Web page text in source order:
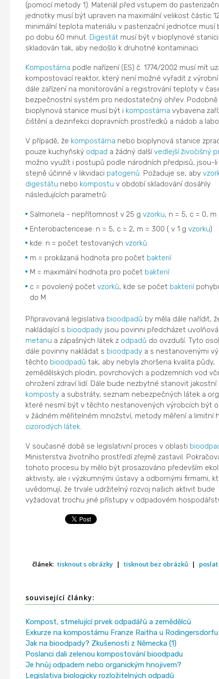
(pomocí metody 1). Materiál před vstupem do
jednotky musí být upraven na maximální velikost částic
minimální teplota materiálu v pasterizační jednotce musí
po dobu 60 minut. Digestátmusí být v bioplynové stanici
skladován tak, aby nedošlo k druhotné kontaminaci.
Kompostárna podle nařízení (ES) č. 1774/2002 musí mít
kompostovací reaktor, který není možné vyřadit z výrobní
dále zařízení na monitorování a registrování teploty v
bezpečnostní systém pro nedostatečný ohřev. Podobně
bioplynová stanice musí být i kompostárna vybavena
čištění a dezinfekci dopravních prostředků a nádob a
V případě, že kompostárna nebo bioplynová stanice
pouze kuchyňský odpad a žádný dalšívedlejší živočišný
možno využít i postupů podle národních předpisů, jsou-li
stejně účinné v likvidaci patogenů. Požaduje se, aby
digestátu nebo kompostu v období skladování dosáhly
následujících parametrů:
Salmonela - nepřítomnost v 25 g vzorku, n = 5, c = 0, m
Enterobactericeae: n = 5, c = 2, m = 300 ( v 1 g vzorku)
kde: n = počet testovaných vzorků
m = prokázaná hodnota pro počet bakterií
M = maximální hodnota pro počet bakterií
c = povolený počet vzorků, kde se počet bakterií
do M
Připravovaná legislativa bioodpadů by měla dále nařídit,
nakládající s bioodpadyjsou povinni předcházet
metanu a zápašných látek z odpadů do ovzduší. Tyto
dále povinny nakládat s bioodpadya s nestanovenými
těchto bioodpadů tak, aby nebyla zhoršena kvalita půdy,
zemědělských plodin, povrchových a podzemních vod
ohrožení zdraví lidí. Dále bude nezbytné stanovit
kompostya substráty, seznam nebezpečných látek a
které nesmí být v těchto nestanovených výrobcích být
v žádném měřitelném množství, metody měření a limitní
cizorodých látek.
V současné době se legislativní proces v oblasti
Ministerstva životního prostředí zřejmě zastavil.
tohoto procesu by mělo být prosazováno především
aktivisty, ale i výzkumnými ústavy a odbornými firmami,
uvědomují, že trvale udržitelný rozvoj našich aktivit bude
vyžadovat trochu jiné přístupy v odpadovém
článek: tisknout s obrázky | tisknout bez obrázků |
související články:
Kompost, stmelující prvek odpadářů a zemědělců
Exkurze na kompostárnu Franze Raitha u Rodingersdorfu
Jak na bioodpady? Zkušenosti z Německa (1)
Poslanci dali zelenou kompostování bioodpadu
Je hnůj odpadem nebo organickým hnojivem?
Legislativa biologicky rozložitelných odpadů